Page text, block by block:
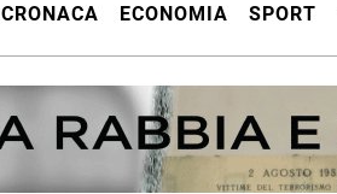
CRONACA ECONOMIA SPORT